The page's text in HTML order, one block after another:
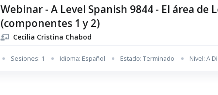
Webinar - A Level Spanish 9844 - El área
(componentes 1 y 2)
Cecilia Cristina Chabod
Sesiones: 1 Idioma: Español Estado: Terminado Nivel: A